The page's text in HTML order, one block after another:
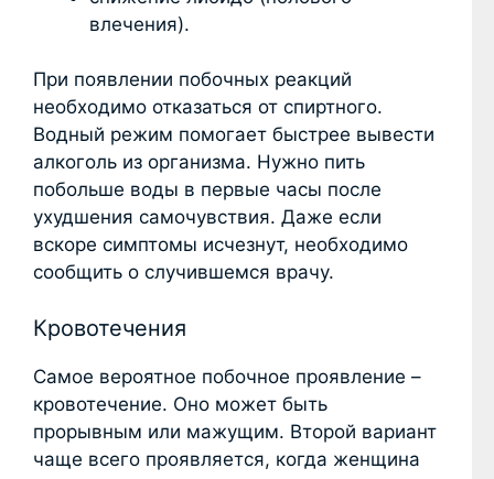
влечения).
При появлении побочных реакций
необходимо отказаться от спиртного.
Водный режим помогает быстрее вывести
алкоголь из организма. Нужно пить
побольше воды в первые часы после
ухудшения самочувствия. Даже если
вскоре симптомы исчезнут, необходимо
сообщить о случившемся врачу.
Кровотечения
Самое вероятное побочное проявление –
кровотечение. Оно может быть
прорывным или мажущим. Второй вариант
чаще всего проявляется, когда женщина